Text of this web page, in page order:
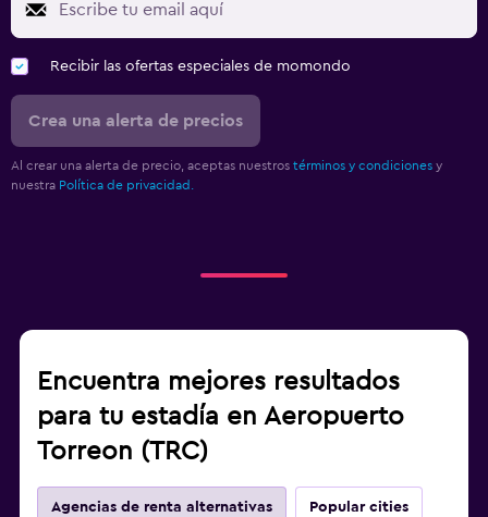
Recibir las ofertas especiales de momondo
Crea una alerta de precios
Al crear una alerta de precio, aceptas nuestros términos y condiciones y
nuestra Política de privacidad.
Encuentra mejores resultados
para tu estadía en Aeropuerto
Torreon (TRC)
Agencias de renta alternativas Popular cities